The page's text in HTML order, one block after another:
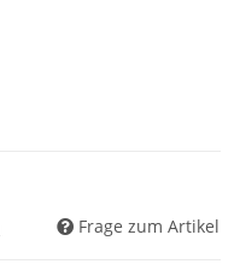
Frage zum Artikel